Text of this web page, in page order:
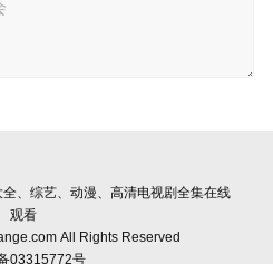
、综艺、动漫、高清电视剧全集在线
观看
All Rights Reserved
03315772号